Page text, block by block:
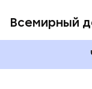
Всемирный